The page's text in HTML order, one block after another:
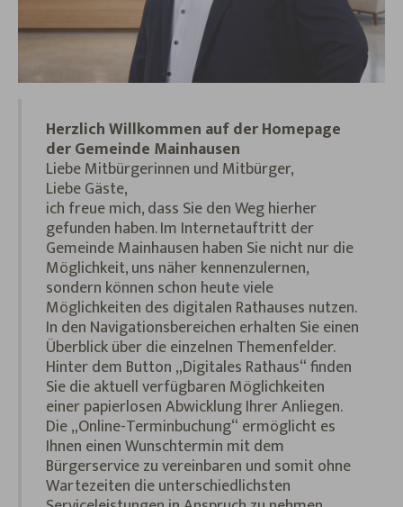
Herzlich Willkommen auf der Homepage
der Gemeinde Mainhausen
Liebe Mitbürgerinnen und Mitbürger,
Liebe Gäste,
ich freue mich, dass Sie den Weg hierher
gefunden haben. Im Internetauftritt der
Gemeinde Mainhausen haben Sie nicht nur die
Möglichkeit, uns näher kennenzulernen,
sondern können schon heute viele
Möglichkeiten des digitalen Rathauses nutzen.
In den Navigationsbereichen erhalten Sie einen
Überblick über die einzelnen Themenfelder.
Hinter dem Button „Digitales Rathaus“ finden
Sie die aktuell verfügbaren Möglichkeiten
einer papierlosen Abwicklung Ihrer Anliegen.
Die „Online-Terminbuchung“ ermöglicht es
Ihnen einen Wunschtermin mit dem
Bürgerservice zu vereinbaren und somit ohne
Wartezeiten die unterschiedlichsten